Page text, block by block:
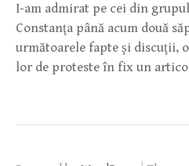
I-am admirat pe cei din
Constanţa până acum două
următoarele fapte şi discuţii,
lor de proteste în fix un